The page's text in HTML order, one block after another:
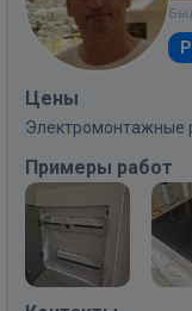
Цены
Электромонтажные
Примеры работ